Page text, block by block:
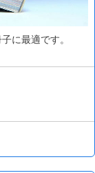
に最適です。